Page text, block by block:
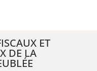
ET
DE LA